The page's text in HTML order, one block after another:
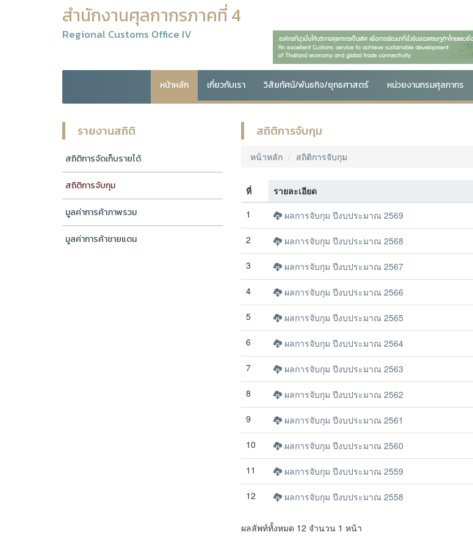
สำนักงานศุลกากรภาคที่ 4
Regional Customs Office IV
หน้าหลัก เกี่ยวกับเรา วิสัยทัศน์/พันธกิจ/ยุทธศาสตร์ หน่วยงานกรมศุลกากร
รายงานสถิติ
สถิติการจัดเก็บรายได้
สถิติการจับกุม
มูลค่าการค้าภาพรวม
มูลค่าการค้าชายแดน
สถิติการจับกุม
หน้าหลัก สถิติการจับกุม
ที่ รายละเอียด
1
ผลการจับกุม ปีงบประมาณ 2569
2 ผลการจับกุม ปีงบประมาณ 2568
3 ผลการจับกุม ปีงบประมาณ 2567
4 ผลการจับกุม ปีงบประมาณ 2566
5 ผลการจับกุม ปีงบประมาณ 2565
6 ผลการจับกุม ปีงบประมาณ 2564
7 ผลการจับกุม ปีงบประมาณ 2563
8 ผลการจับกุม ปีงบประมาณ 2562
9 ผลการจับกุม ปีงบประมาณ 2561
10 ผลการจับกุม ปีงบประมาณ 2560
11 ผลการจับกุม ปีงบประมาณ 2559
12 ผลการจับกุม ปีงบประมาณ 2558
ผลลัพท์ทั้งหมด 12 จำนวน 1 หน้า